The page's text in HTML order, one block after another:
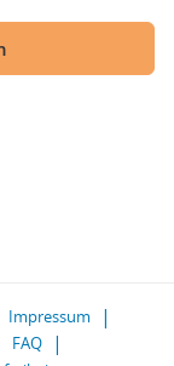
Impressum
FAQ